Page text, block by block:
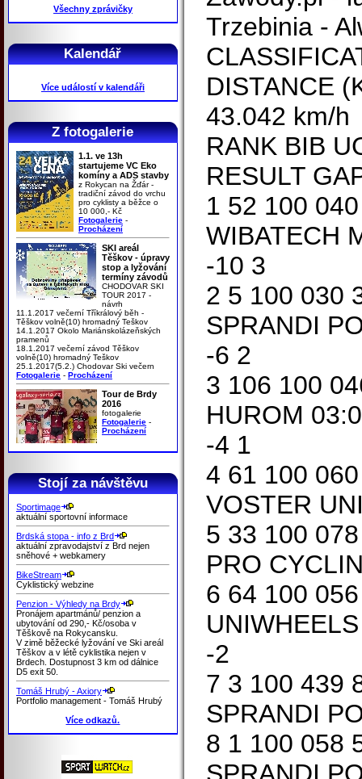
Všechny zprávičky
Kalendář
Více událostí v kalendáři
Z fotogalerie
1.1. ve 13h
startujeme VC Eko
komíny a ADS stavby
z Rokycan na Žďár -
tradiční závod do vrchu
pro cyklisty a běžce o
10 000,- Kč
Fotogalerie -
Procházení
SKI areál
Těškov - úpravy
stop a lyžování
termíny závodů
CHODOVAR SKI
TOUR 2017 -
návrh
11.1.2017 večerní Tříkrálový běh -
Těškov volně(10) hromadný Teškov
14.1.2017 Okolo Mariánskolázeňských
pramenů
18.1.2017 večerní závod Těškov
volně(10) hromadný Teškov
25.1.2017(5.2.) Chodovar Ski večern
Fotogalerie - Procházení
Tour de Brdy
2016
fotogalerie
Fotogalerie -
Procházení
Stojí za návštěvu
Sportimage
aktuální sportovní informace
Brdská stopa - info z Brd
aktuální zpravodajství z Brd nejen
sněhové + webkamery
BikeStream
Cyklistický webzine
Penzion - Výhledy na Brdy
Pronájem apartmánů/ penzion a
ubytování od 290,- Kč/osoba v
Těškově na Rokycansku.
V zimě běžecké lyžování ve Ski areál
Těškov a v létě cyklistika nejen v
Brdech. Dostupnost 3 km od dálnice
D5 exit 50.
Tomáš Hrubý - Axiory
Portfolio management - Tomáš Hrubý
Více odkazů.
Trzebinia -
DISTANCE
43.042 km/h
RANK BIB
RESULT
1 52 100
WIBATECH
-10 3
2 5 100 030
SPRANDI
-6 2
3 106 100
HUROM
-4 1
4 61 100
VOSTER
5 33 100
PRO
6 64 100
-2
7 3 100 439
SPRANDI
8 1 100 058